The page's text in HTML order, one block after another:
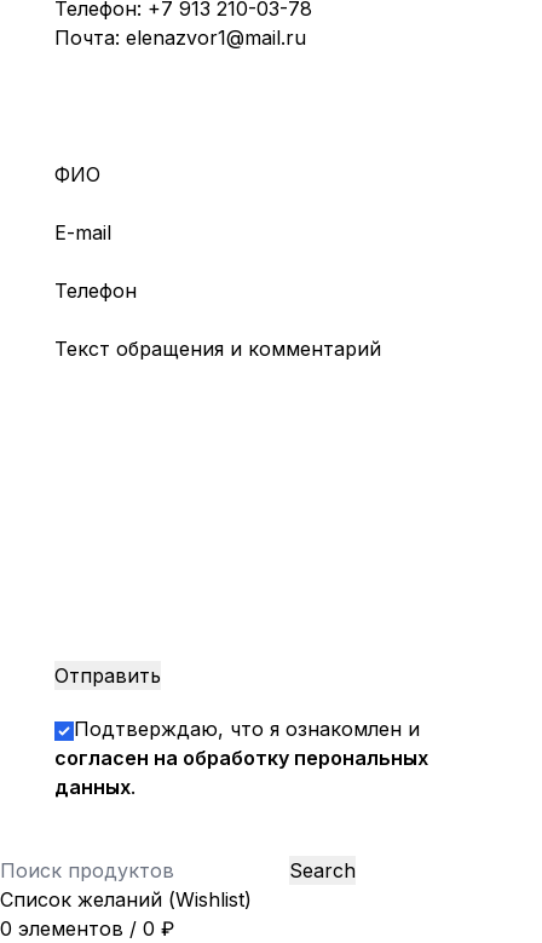
Телефон: +7 913 210-03-78
Почта: elenazvor1@mail.ru
ФИО
E-mail
Телефон
Текст обращения и комментарий
Подтверждаю, что я ознакомлен и
согласен на обработку перональных
данных.
Search
Список желаний (Wishlist)
0 элементов / 0 ₽